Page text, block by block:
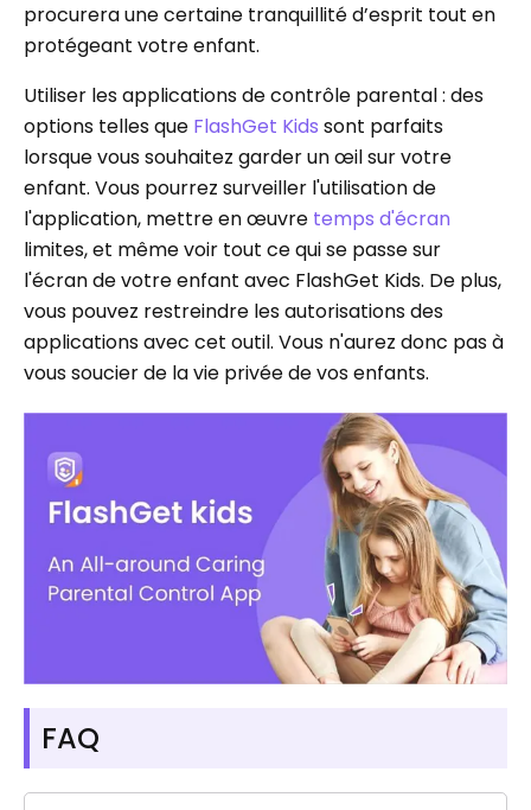
procurera une certaine tranquillité d’esprit tout en
protégeant votre enfant.
Utiliser les applications de contrôle parental : des
options telles que FlashGet Kids sont parfaits
lorsque vous souhaitez garder un œil sur votre
enfant. Vous pourrez surveiller l'utilisation de
l'application, mettre en œuvre temps d'écran
limites, et même voir tout ce qui se passe sur
l'écran de votre enfant avec FlashGet Kids. De plus,
vous pouvez restreindre les autorisations des
applications avec cet outil. Vous n'aurez donc pas à
vous soucier de la vie privée de vos enfants.
FAQ